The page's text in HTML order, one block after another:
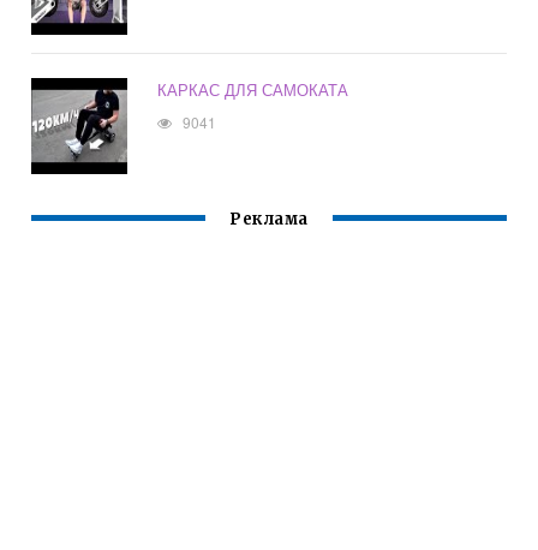
КАРКАС ДЛЯ САМОКАТА
9041
Реклама